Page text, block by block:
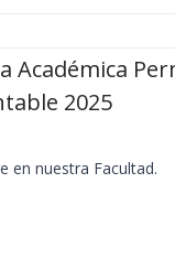
Académica
2025
en nuestra Facultad.